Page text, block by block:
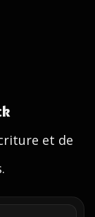
et de